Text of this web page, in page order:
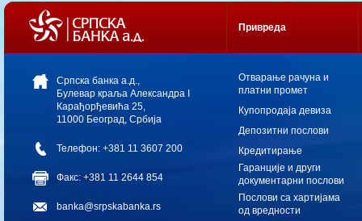
Српска банка а.д.,
Булевар краља Александра I
Карађорђевића 25,
11000 Београд, Србија
Телефон: +381 11 3607 200
Факс: +381 11 2644 854
banka@srpskabanka.rs
Привреда
Oтварање рачуна и
платни промет
Купопродаја девиза
Депозитни послови
Кредитирање
Гаранције и други
документарни послови
Послови са хартијама
од вредности